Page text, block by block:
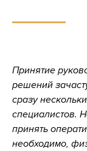
Принятие
решений
сразу
специалистов.
принять
необходимо,